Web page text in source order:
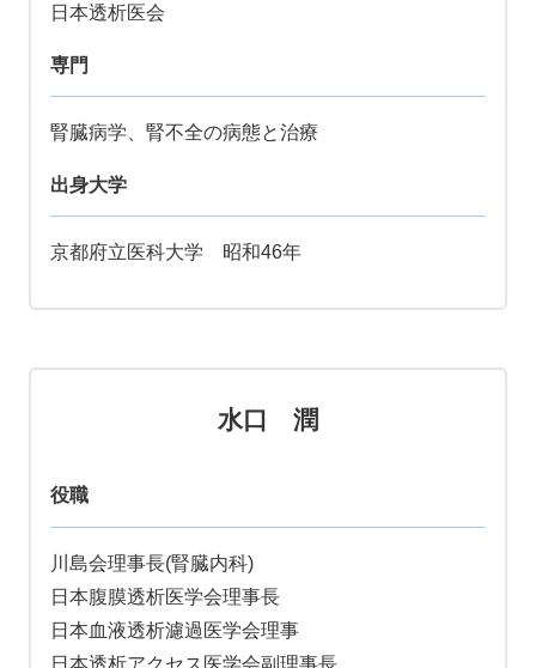
日本透析医会
専門
腎臓病学、腎不全の病態と治療
出身大学
京都府立医科大学 昭和46年
水口 潤
役職
川島会理事長(腎臓内科)
日本腹膜透析医学会理事長
日本血液透析濾過医学会理事
日本透析アクセス医学会副理事長